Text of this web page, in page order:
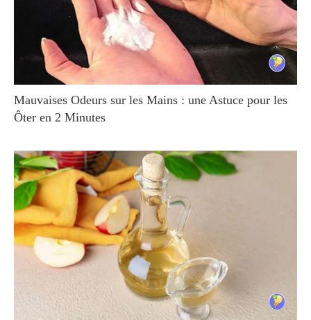
Mauvaises Odeurs sur les Mains : une Astuce pour les
Ôter en 2 Minutes